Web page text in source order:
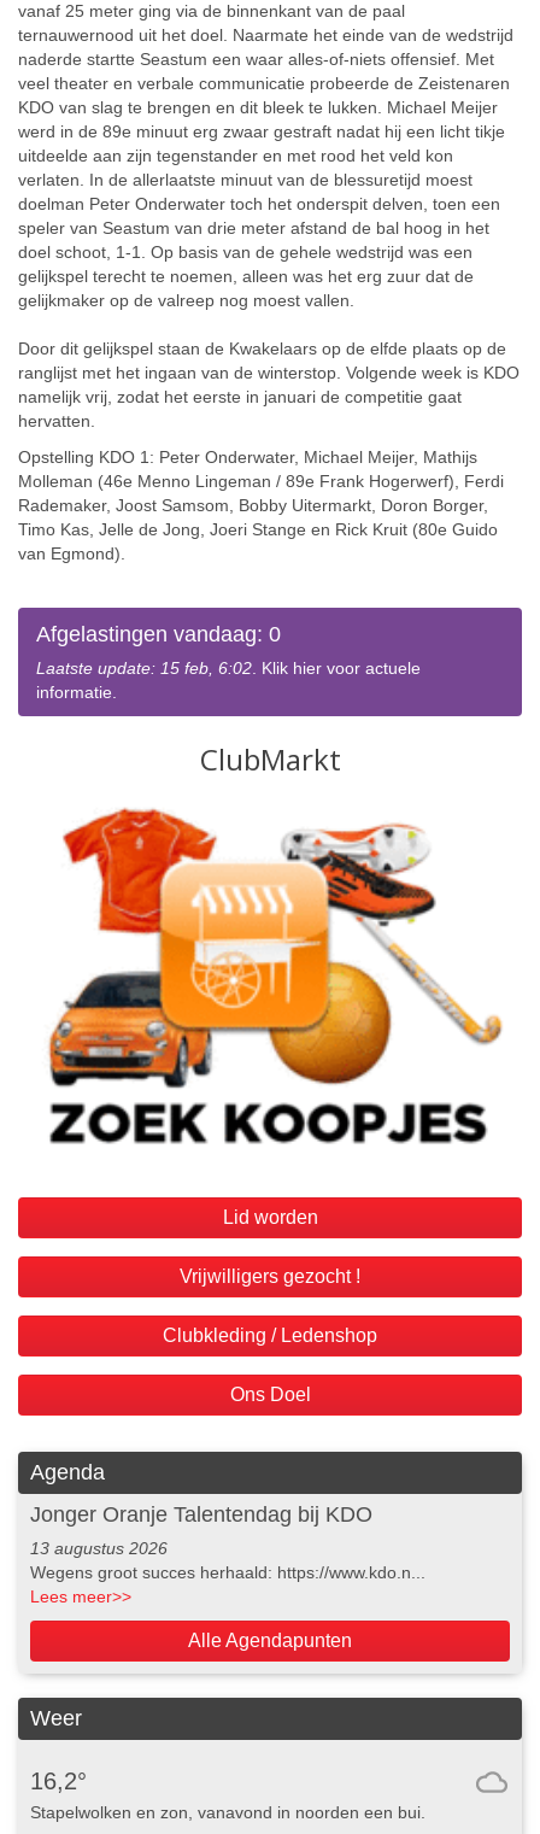
vanaf 25 meter ging via de binnenkant van de paal
ternauwernood uit het doel. Naarmate het einde van de wedstrijd
naderde startte Seastum een waar alles-of-niets offensief. Met
veel theater en verbale communicatie probeerde de Zeistenaren
KDO van slag te brengen en dit bleek te lukken. Michael Meijer
werd in de 89e minuut erg zwaar gestraft nadat hij een licht tikje
uitdeelde aan zijn tegenstander en met rood het veld kon
verlaten. In de allerlaatste minuut van de blessuretijd moest
doelman Peter Onderwater toch het onderspit delven, toen een
speler van Seastum van drie meter afstand de bal hoog in het
doel schoot, 1-1. Op basis van de gehele wedstrijd was een
gelijkspel terecht te noemen, alleen was het erg zuur dat de
gelijkmaker op de valreep nog moest vallen.
Door dit gelijkspel staan de Kwakelaars op de elfde plaats op de
ranglijst met het ingaan van de winterstop. Volgende week is KDO
namelijk vrij, zodat het eerste in januari de competitie gaat
hervatten.
Opstelling KDO 1: Peter Onderwater, Michael Meijer, Mathijs
Molleman (46e Menno Lingeman / 89e Frank Hogerwerf), Ferdi
Rademaker, Joost Samsom, Bobby Uitermarkt, Doron Borger,
Timo Kas, Jelle de Jong, Joeri Stange en Rick Kruit (80e Guido
van Egmond).
Afgelastingen vandaag: 0
Laatste update: 15 feb, 6:02. Klik hier voor actuele
informatie.
Lid worden
Vrijwilligers gezocht !
Clubkleding / Ledenshop
Ons Doel
Agenda
Jonger Oranje Talentendag bij KDO
13 augustus 2026
Wegens groot succes herhaald: https://www.kdo.n...
Lees meer>>
Alle Agendapunten
Weer
16,2°
Stapelwolken en zon, vanavond in noorden een bui